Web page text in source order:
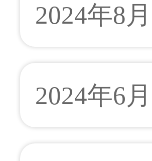
2024年8
2024年6